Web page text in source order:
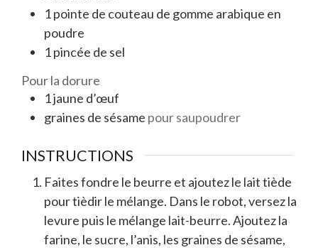
1pointe de couteau de gomme arabique en
poudre
1pincée de sel
Pour la dorure
1jaune d’œuf
graines de sésame pour saupoudrer
INSTRUCTIONS
Faites fondre le beurre et ajoutez le lait tiède
pour tièdir le mélange. Dans le robot, versez la
levure puis le mélange lait-beurre. Ajoutez la
farine, le sucre, l’anis, les graines de sésame,